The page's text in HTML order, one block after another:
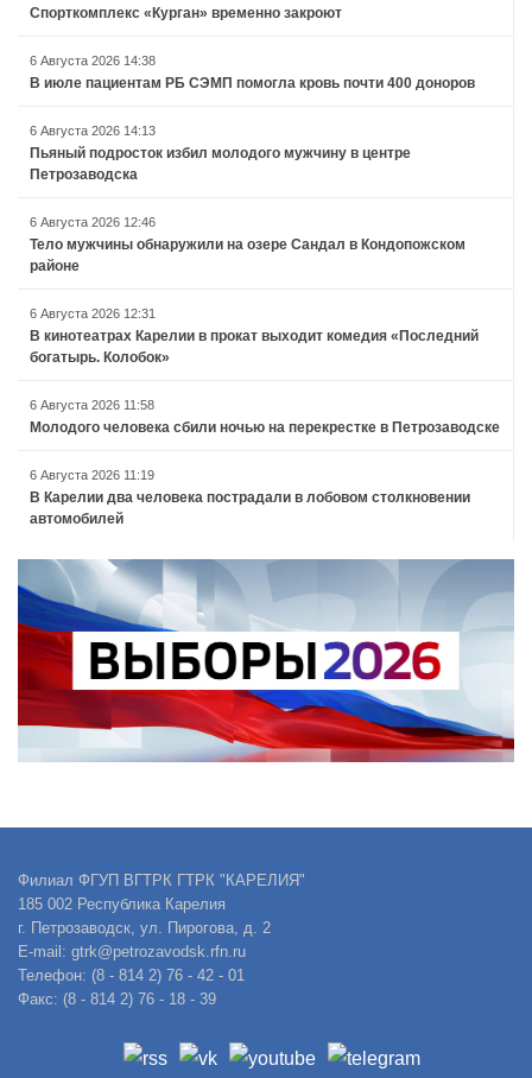
Спорткомплекс «Курган» временно закроют
6 Августа 2026 14:38
В июле пациентам РБ СЭМП помогла кровь почти 400 доноров
6 Августа 2026 14:13
Пьяный подросток избил молодого мужчину в центре
Петрозаводска
6 Августа 2026 12:46
Тело мужчины обнаружили на озере Сандал в Кондопожском
районе
6 Августа 2026 12:31
В кинотеатрах Карелии в прокат выходит комедия «Последний
богатырь. Колобок»
6 Августа 2026 11:58
Молодого человека сбили ночью на перекрестке в Петрозаводске
6 Августа 2026 11:19
В Карелии два человека пострадали в лобовом столкновении
автомобилей
Филиал ФГУП ВГТРК ГТРК "КАРЕЛИЯ"
185 002 Республика Карелия
г. Петрозаводск, ул. Пирогова, д. 2
E-mail: gtrk@petrozavodsk.rfn.ru
Телефон: (8 - 814 2) 76 - 42 - 01
Факс: (8 - 814 2) 76 - 18 - 39